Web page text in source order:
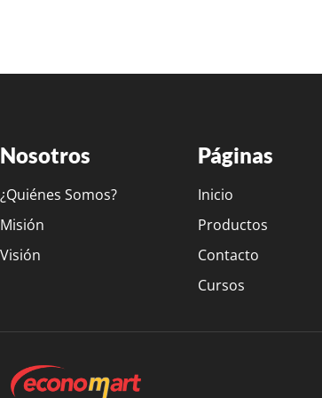
Nosotros
¿Quiénes Somos?
Misión
Visión
Páginas
Inicio
Productos
Contacto
Cursos